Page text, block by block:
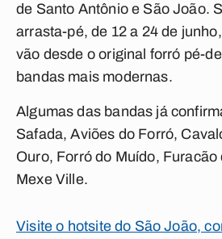
de Santo Antônio e São João.
arrasta-pé, de 12 a 24 de
vão desde o original forró pé-
bandas mais modernas.
Algumas das bandas já
Safada, Aviões do Forró,
Ouro, Forró do Muído,
Mexe Ville.
Visite o hotsite do São João,